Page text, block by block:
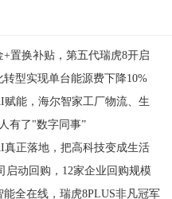
+置换补贴，第五代瑞虎8开启
型实现单台能源费下降10%
赋能，海尔智家工厂物流、生
有了"数字同事”
真正落地，把高科技变成生活
启动回购，12家企业回购规模
全在线，瑞虎8PLUS非凡冠军